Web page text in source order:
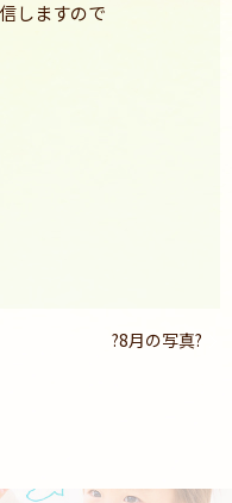
しますので
?8月の写真?